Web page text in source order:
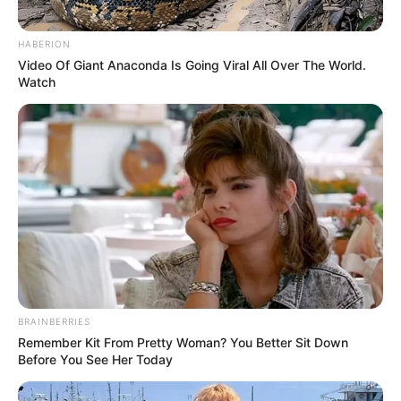
До $20 тисяч за «списання»: на
Закарпатті розслідують схему з
військовозобов’язаними —
підозри отримали екскерівники
СЕР 7, 2026
Залишити відповідь
Щоб відправити коментар вам необхідно
авторизуватись .
Погода
HABERION
Video Of Giant Anaconda Is Going Viral All Over The World.
Watch
BRAINBERRIES
Remember Kit From Pretty Woman? You Better Sit Down
Before You See Her Today